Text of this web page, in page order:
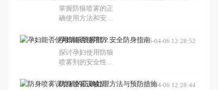
法，同时提醒读者
注意合法使用的重
精、食醋等家庭常
见物品缓解症状的
技巧。
掌握防狼喷雾的正
确使用方法和安全
紧急情况下有效自
卫。本文详细介绍
了防狼喷雾的操作
步骤、喷射技巧及
施，帮助您在遇到
孕妇能否使用防狼喷雾剂？安全防身指南
探讨孕妇使用防狼
喷雾剂的安全性问
的防身建议。
2025-04-06 12:28:52
防身喷雾误喷后的正确处理方法与预防措施
2025-04-06 12:28:44